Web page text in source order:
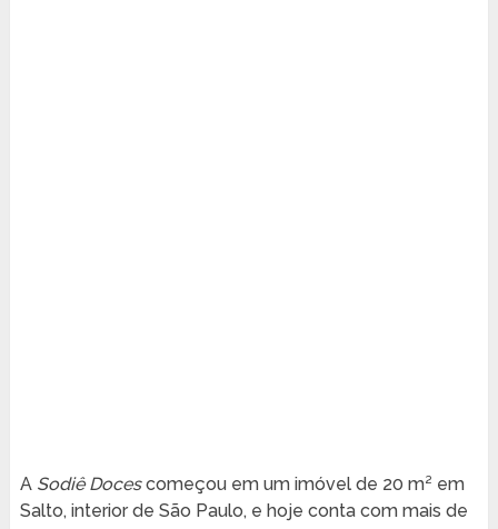
A Sodiê Docescomeçou em um imóvel de 20 m² em
Salto, interior de São Paulo, e hoje conta com mais de